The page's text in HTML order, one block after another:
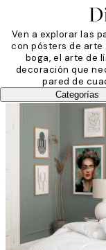
Ven a explorar las
con pósters de arte
boga, el arte de
decoración que
pared de
Categorías